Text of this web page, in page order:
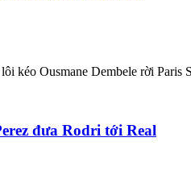
kéo Ousmane Dembele rời Paris
đưa Rodri tới Real